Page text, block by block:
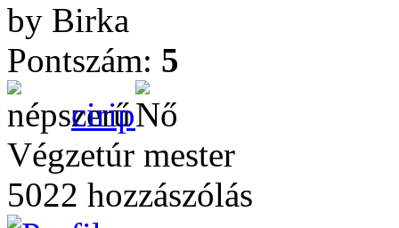
by Birka
Pontszám: 5
cirip
Végzetúr mester
5022 hozzászólás